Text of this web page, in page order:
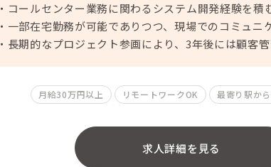
・コールセンター業務に関わるシステム開発経験を
・一部在宅勤務が可能でありつつ、現場でのコミュ
・長期的なプロジェクト参画により、3年後には顧客
月給30万円以上 リモートワークOK 最寄り駅か
求人詳細を見る